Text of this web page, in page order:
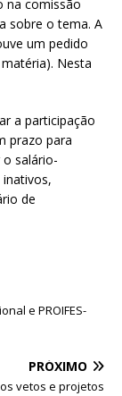
na comissão
sobre o tema. A
um pedido
Nesta
a participação
prazo para
salário-
de
e PROIFES-
PRÓXIMO
vetos e projetos